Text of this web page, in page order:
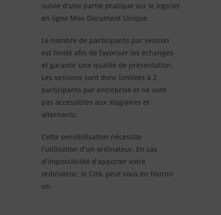
suivie d’une partie pratique sur le logiciel
en ligne Mon Document Unique.
Le nombre de participants par session
est limité afin de favoriser les échanges
et garantir une qualité de présentation.
Les sessions sont donc limitées à 2
participants par entreprise et ne sont
pas accessibles aux stagiaires et
alternants.
Cette sensibilisation nécessite
l’utilisation d’un ordinateur. En cas
d’impossibilité d’apporter votre
ordinateur, le CIHL peut vous en fournir
un.